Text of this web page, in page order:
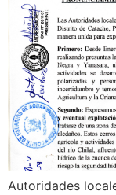
Autoridades